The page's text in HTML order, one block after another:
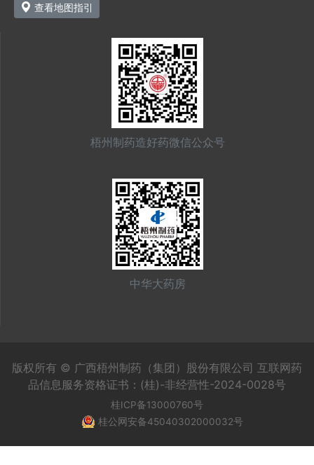
查看地图指引
梧州制药造好药微信公众号
中华大药房
版权所有 © 广西梧州制药（集团）股份有限公司 互联网药
品信息服务资格证书：(桂)-非经营性-2024-0028号
桂ICP备13000760号
桂公网安备45040302000032号